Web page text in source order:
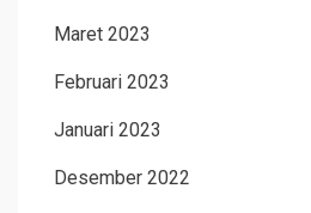
Maret 2023
Februari 2023
Januari 2023
Desember 2022